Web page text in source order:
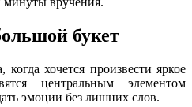
букет
хочется произвести яркое
центральным элементом
эмоции без лишних слов.